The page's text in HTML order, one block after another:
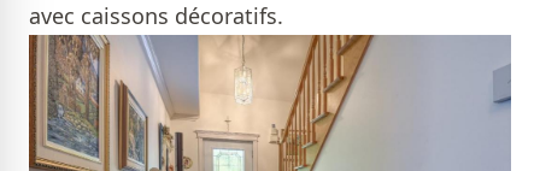
avec caissons décoratifs.